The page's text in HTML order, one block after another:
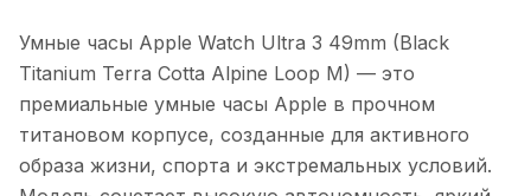
Умные часы Apple Watch Ultra 3 49mm (Black
Titanium Terra Cotta Alpine Loop M) — это
премиальные умные часы Apple в прочном
титановом корпусе, созданные для активного
образа жизни, спорта и экстремальных условий.